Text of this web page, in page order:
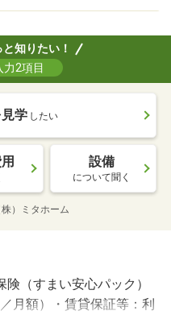
知りたい！
2項目
学 したい
設備
について聞く
株）ミタホーム
（すまい安心パック）
月額）・賃貸保証等：利